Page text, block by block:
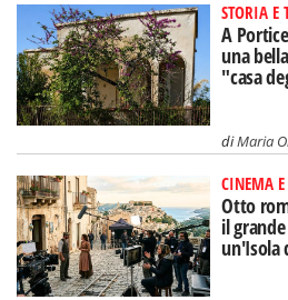
STORIA E
A
una
"casa
diMaria
CINEMA
Otto
il
un'Isola